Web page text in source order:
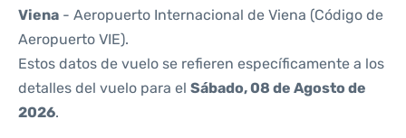
Viena - Aeropuerto Internacional de Viena (Código de
Aeropuerto VIE).
Estos datos de vuelo se refieren específicamente a los
detalles del vuelo para el Sábado, 08 de Agosto de
2026.